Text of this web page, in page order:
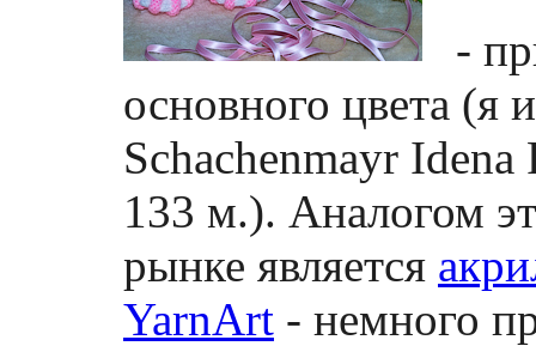
-
основного цвета (я
Schachenmayr
133 м.). Аналогом
рынке является
YarnArt - немного